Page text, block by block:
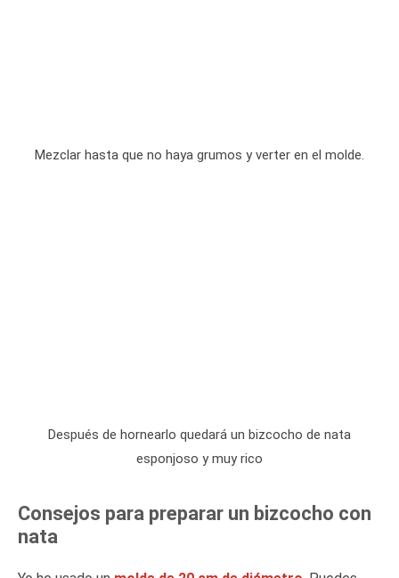
Mezclar hasta que no haya grumos y verter en el molde.
Después de hornearlo quedará un bizcocho de nata
esponjoso y muy rico
Consejos para preparar un bizcocho con
nata